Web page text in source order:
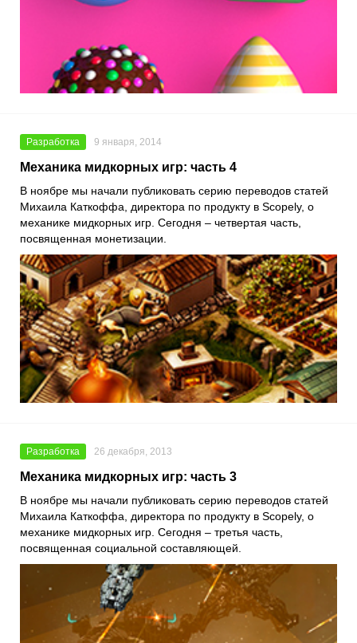
Разработка 9 января, 2014
Механика мидкорных игр: часть 4
В ноябре мы начали публиковать серию переводов статей
Михаила Каткоффа, директора по продукту в Scopely, о
механике мидкорных игр. Сегодня – четвертая часть,
посвященная монетизации.
Разработка 26 декабря, 2013
Механика мидкорных игр: часть 3
В ноябре мы начали публиковать серию переводов статей
Михаила Каткоффа, директора по продукту в Scopely, о
механике мидкорных игр. Сегодня – третья часть,
посвященная социальной составляющей.